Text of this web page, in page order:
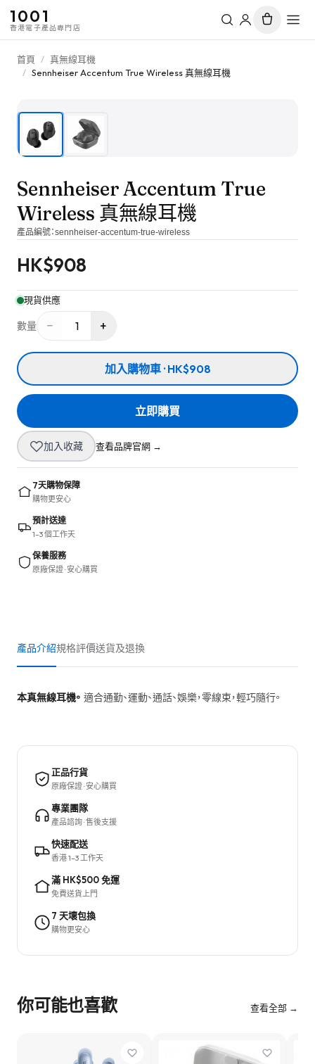
1001
香港電子產品專門店
首頁 / 真無線耳機
/ Sennheiser Accentum True Wireless 真無線耳機
Sennheiser Accentum True
Wireless 真無線耳機
產品編號：sennheiser-accentum-true-wireless
HK$908
現貨供應
數量 − 1 +
加入購物車 · HK$908
立即購買
加入收藏 查看品牌官網 →
7天購物保障
購物更安心
預計送達
1–3 個工作天
保養服務
原廠保證 · 安心購買
產品介紹規格評價送貨及退換
本真無線耳機。 適合通勤、運動、通話、娛樂，零線束，輕巧隨行。
正品行貨
原廠保證 · 安心購買
專業團隊
產品諮詢 · 售後支援
快速配送
香港 1–3 工作天
滿 HK$500 免運
免費送貨上門
7 天壞包換
購物更安心
你可能也喜歡 查看全部 →